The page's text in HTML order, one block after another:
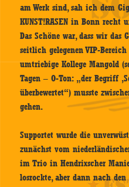
am Werk sind, sah ich dem
KUNST!RASEN in Bonn recht
Das Schöne war, dass wir das
seitlich gelegenen VIP-
umtriebige Kollege Mangold
Tagen – O-Ton: „der Begriff
überbewertet“) musste
gehen.
Supportet wurde die
zunächst vom
im Trio in Hendrixscher
losrockte, aber dann nach